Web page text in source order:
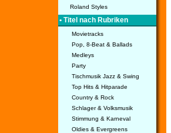
Roland Styles
• Titel nach Rubriken
Movietracks
Pop, 8-Beat & Ballads
Medleys
Party
Tischmusik Jazz & Swing
Top Hits & Hitparade
Country & Rock
Schlager & Volksmusik
Stimmung & Karneval
Oldies & Evergreens